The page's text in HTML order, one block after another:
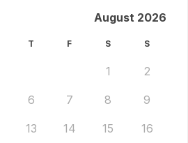
August 2026
T F S S
1 2
6 7 8 9
13 14 15 16